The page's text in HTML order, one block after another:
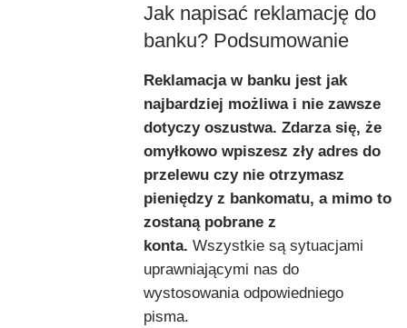
Jak napisać reklamację do
banku? Podsumowanie
Reklamacja w banku jest jak
najbardziej możliwa i nie zawsze
dotyczy oszustwa. Zdarza się, że
omyłkowo wpiszesz zły adres do
przelewu czy nie otrzymasz
pieniędzy z bankomatu, a mimo to
zostaną pobrane z
konta. Wszystkie są sytuacjami
uprawniającymi nas do
wystosowania odpowiedniego
pisma.